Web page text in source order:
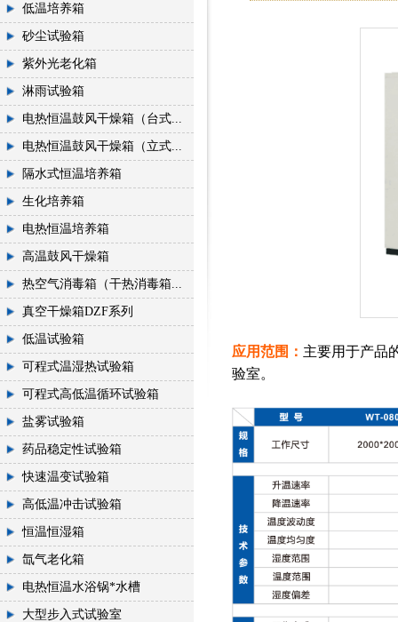
低温培养箱
砂尘试验箱
紫外光老化箱
淋雨试验箱
电热恒温鼓风干燥箱（台式...
电热恒温鼓风干燥箱（立式...
隔水式恒温培养箱
生化培养箱
电热恒温培养箱
高温鼓风干燥箱
热空气消毒箱（干热消毒箱...
真空干燥箱DZF系列
低温试验箱
可程式温湿热试验箱
可程式高低温循环试验箱
盐雾试验箱
药品稳定性试验箱
快速温变试验箱
高低温冲击试验箱
恒温恒湿箱
氙气老化箱
电热恒温水浴锅*水槽
大型步入式试验室
应用范围： 主要用于产品
验室。